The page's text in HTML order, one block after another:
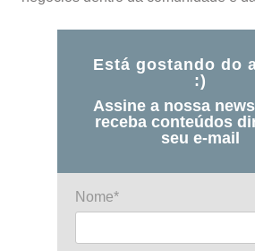
Está gostando do
:)
Assine a nossa
receba conteúdos
seu e-mail
Nome*